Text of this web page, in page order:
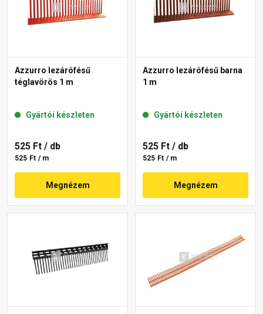
Azzurro lezárófésű
téglavörös 1 m
Gyártói készleten
525 Ft / db
525 Ft / m
Megnézem
Azzurro lezárófésű barna
1 m
Gyártói készleten
525 Ft / db
525 Ft / m
Megnézem